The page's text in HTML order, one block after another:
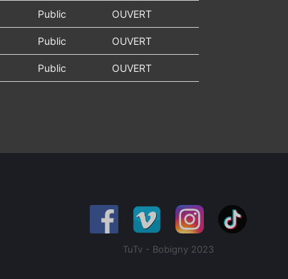
Public OUVERT
Public OUVERT
Public OUVERT
TuTv - Bobigny 2023